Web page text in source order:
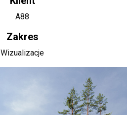
A88
Zakres
Wizualizacje